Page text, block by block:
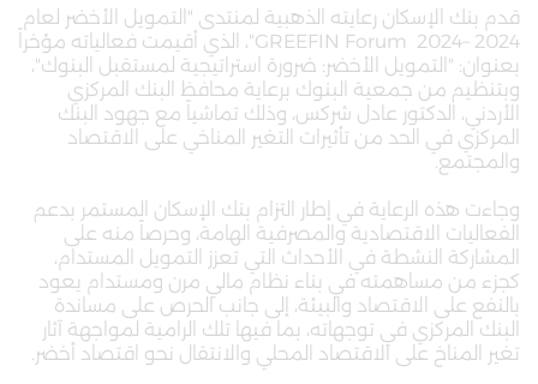
قدم بنك الإسكان رعايته الذهبية لمنتدى "التمويل الأخضر لعام
2024 –2024 GREEFIN Forum"، الذي أقيمت فعالياته مؤخراً
بعنوان: "التمويل الأخضر: ضرورة استراتيجية لمستقبل البنوك"،
وبتنظيم من جمعية البنوك برعاية محافظ البنك المركزي
الأردني، الدكتور عادل شركس، وذلك تماشياً مع جهود البنك
المركزي في الحد من تأثيرات التغير المناخي على الاقتصاد
والمجتمع.
وجاءت هذه الرعاية في إطار التزام بنك الإسكان المستمر بدعم
الفعاليات الاقتصادية والمصرفية الهامة، وحرصاً منه على
المشاركة النشطة في الأحداث التي تعزز التمويل المستدام،
كجزء من مساهمته في بناء نظام مالي مرن ومستدام يعود
بالنفع على الاقتصاد والبيئة، إلى جانب الحرص على مساندة
البنك المركزي في توجهاته، بما فيها تلك الرامية لمواجهة آثار
تغير المناخ على الاقتصاد المحلي والانتقال نحو اقتصاد أخضر.